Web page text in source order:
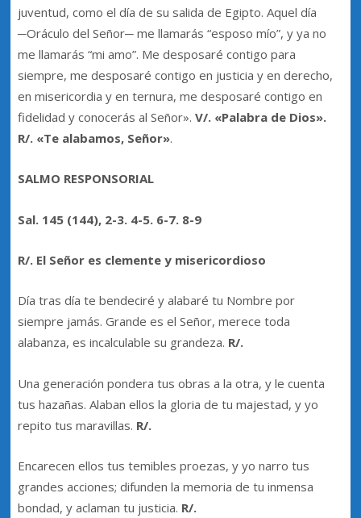
juventud, como el día de su salida de Egipto. Aquel día
─Oráculo del Señor─ me llamarás “esposo mío”, y ya no
me llamarás “mi amo”. Me desposaré contigo para
siempre, me desposaré contigo en justicia y en derecho,
en misericordia y en ternura, me desposaré contigo en
fidelidad y conocerás al Señor». V/. «Palabra de Dios».
R/. «Te alabamos, Señor».
SALMO RESPONSORIAL
Sal. 145 (144), 2-3. 4-5. 6-7. 8-9
R/. El Señor es clemente y misericordioso
Día tras día te bendeciré y alabaré tu Nombre por
siempre jamás. Grande es el Señor, merece toda
alabanza, es incalculable su grandeza. R/.
Una generación pondera tus obras a la otra, y le cuenta
tus hazañas. Alaban ellos la gloria de tu majestad, y yo
repito tus maravillas. R/.
Encarecen ellos tus temibles proezas, y yo narro tus
grandes acciones; difunden la memoria de tu inmensa
bondad, y aclaman tu justicia. R/.